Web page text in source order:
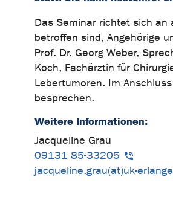
Das Seminar richtet sich an
betroffen sind, Angehörige
Prof. Dr. Georg Weber,
Koch, Fachärztin für
Lebertumoren. Im
besprechen.
Weitere Informationen:
Jacqueline Grau
09131 85-33205
jacqueline.grau(at)uk-